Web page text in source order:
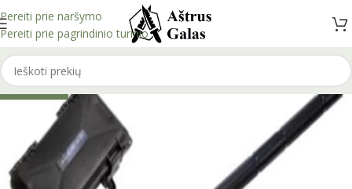
Pereiti prie naršymo
Pereiti prie pagrindinio turinio